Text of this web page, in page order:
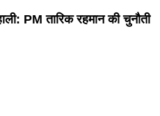
PM तारिक रहमान की चुनौती